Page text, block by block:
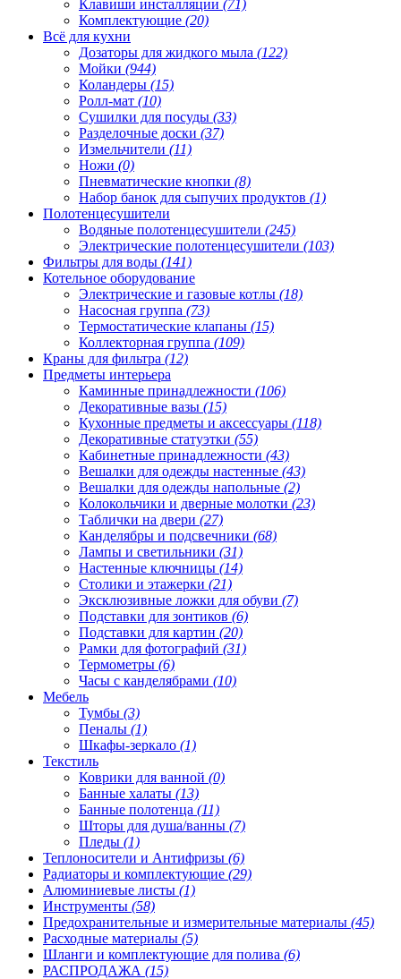
Клавиши инсталляции (71)
Комплектующие (20)
Всё для кухни
Дозаторы для жидкого мыла (122)
Мойки (944)
Коландеры (15)
Ролл-мат (10)
Сушилки для посуды (33)
Разделочные доски (37)
Измельчители (11)
Ножи (0)
Пневматические кнопки (8)
Набор банок для сыпучих продуктов (1)
Полотенцесушители
Водяные полотенцесушители (245)
Электрические полотенцесушители (103)
Фильтры для воды (141)
Котельное оборудование
Электрические и газовые котлы (18)
Насосная группа (73)
Термостатические клапаны (15)
Коллекторная группа (109)
Краны для фильтра (12)
Предметы интерьера
Каминные принадлежности (106)
Декоративные вазы (15)
Кухонные предметы и аксессуары (118)
Декоративные статуэтки (55)
Кабинетные принадлежности (43)
Вешалки для одежды настенные (43)
Вешалки для одежды напольные (2)
Колокольчики и дверные молотки (23)
Таблички на двери (27)
Канделябры и подсвечники (68)
Лампы и светильники (31)
Настенные ключницы (14)
Столики и этажерки (21)
Эксклюзивные ложки для обуви (7)
Подставки для зонтиков (6)
Подставки для картин (20)
Рамки для фотографий (31)
Термометры (6)
Часы с канделябрами (10)
Мебель
Тумбы (3)
Пеналы (1)
Шкафы-зеркало (1)
Текстиль
Коврики для ванной (0)
Банные халаты (13)
Банные полотенца (11)
Шторы для душа/ванны (7)
Пледы (1)
Теплоносители и Антифризы (6)
Радиаторы и комплектующие (29)
Алюминиевые листы (1)
Инструменты (58)
Предохранительные и измерительные материалы (45)
Расходные материалы (5)
Шланги и комплектующие для полива (6)
РАСПРОДАЖА (15)